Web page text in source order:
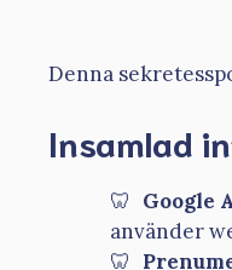
Denna
Insamlad
Google
använder